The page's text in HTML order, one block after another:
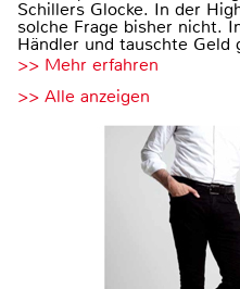
Schillers Glocke. In der
solche Frage bisher nicht.
Händler und tauschte Geld
>> Mehr erfahren
>> Alle anzeigen